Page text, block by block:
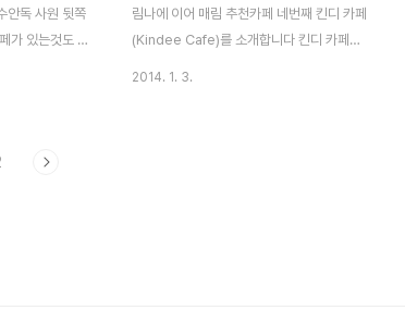
네요 가장 첫번
팔지 않서 아
않아 보입니다 카페앞에는 차가 많은데 정작
카페안에는 손님이 없어서 의아했는데 커피..
안독 사원 뒷쪽
가 있는것도 신
수도 있지만
림나에 이어 매림 추천카페 네번째 킨디 카페
(Kindee Cafe)를 소개합니다 킨디 카페도
2014. 1. 3.